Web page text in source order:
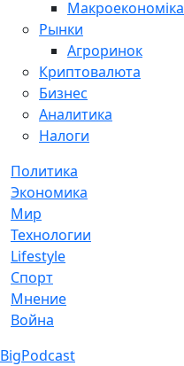
Макроекономіка
Рынки
Агроринок
Криптовалюта
Бизнес
Аналитика
Налоги
Политика
Экономика
Мир
Технологии
Lifestyle
Спорт
Мнение
Война
BigPodcast